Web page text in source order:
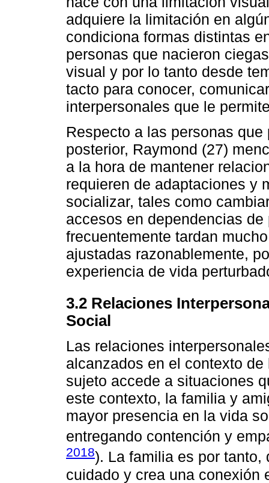
adquiere la limitación en
condiciona formas distintas
personas que nacieron
visual y por lo tanto desde
tacto para conocer,
interpersonales que le
Respecto a las personas
posterior, Raymond (27)
a la hora de mantener
requieren de adaptaciones y
socializar, tales como
accesos en dependencias
frecuentemente tardan
ajustadas razonablemente,
experiencia de vida
3.2 Relaciones
Social
Las relaciones
alcanzados en el contexto
sujeto accede a situaciones
este contexto, la familia y
mayor presencia en la vida
entregando contención y
2018). La familia es por
cuidado y crea una conexión